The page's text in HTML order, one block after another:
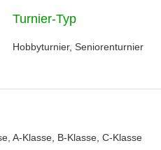
Turnier-Typ
Hobbyturnier, Seniorenturnier
A-Klasse, B-Klasse, C-Klasse